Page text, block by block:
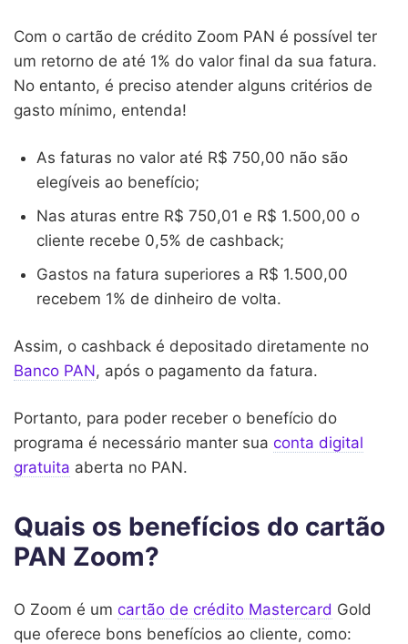
Com o cartão de crédito Zoom PAN é possível ter
um retorno de até 1% do valor final da sua fatura.
No entanto, é preciso atender alguns critérios de
gasto mínimo, entenda!
As faturas no valor até R$ 750,00 não são
elegíveis ao benefício;
Nas aturas entre R$ 750,01 e R$ 1.500,00 o
cliente recebe 0,5% de cashback;
Gastos na fatura superiores a R$ 1.500,00
recebem 1% de dinheiro de volta.
Assim, o cashback é depositado diretamente no
Banco PAN, após o pagamento da fatura.
Portanto, para poder receber o benefício do
programa é necessário manter sua conta digital
gratuita aberta no PAN.
Quais os benefícios do cartão
PAN Zoom?
O Zoom é um cartão de crédito Mastercard Gold
que oferece bons benefícios ao cliente, como: